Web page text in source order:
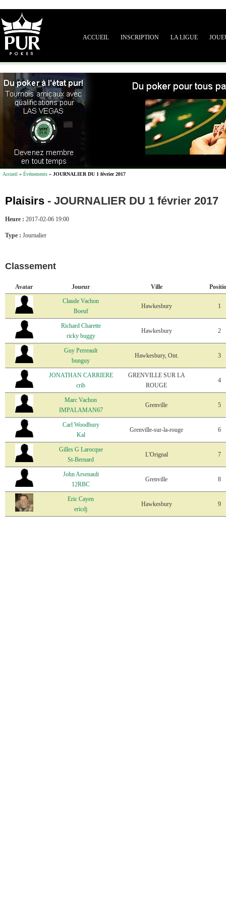
ACCUEIL INSCRIPTION LA LIGUE
Accueil » Événements » JOURNALIER DU 1 février 2017
Plaisirs - JOURNALIER DU 1 février 2017
Heure : 2017-02-06 19:00
Type : Journalier
Classement
Avatar Joueur Ville
Claude Vachon
Boeuf
Hawkesbury 1
Richard Charette
ricky buggy
Hawkesbury 2
Guy Perreault
bunguy
Hawkesbury, Ont. 3
JONATHAN CARRIERE
crib
GRENVILLE SUR LA
ROUGE
4
Marc Vachon
IMPALAMAN67
Grenville 5
Carl Woodbury
Kal
Grenville-sur-la-rouge 6
Gilles G Larocque
St-Bernard
L'Orignal 7
John Arsenault
12RBC
Grenville 8
Eric Cayen
ericdj
Hawkesbury 9